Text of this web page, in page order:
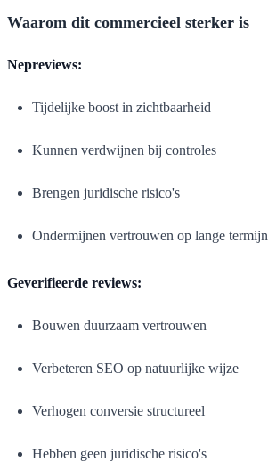
Waarom dit commercieel sterker is
Nepreviews:
Tijdelijke boost in zichtbaarheid
Kunnen verdwijnen bij controles
Brengen juridische risico's
Ondermijnen vertrouwen op lange termijn
Geverifieerde reviews:
Bouwen duurzaam vertrouwen
Verbeteren SEO op natuurlijke wijze
Verhogen conversie structureel
Hebben geen juridische risico's